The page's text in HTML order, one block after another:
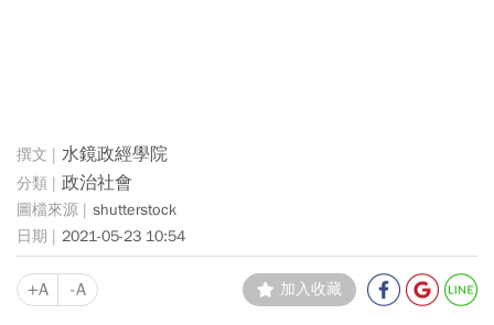
水鏡政經學院
政治社會
shutterstock
2021-05-23 10:54
+A -A 加入收藏